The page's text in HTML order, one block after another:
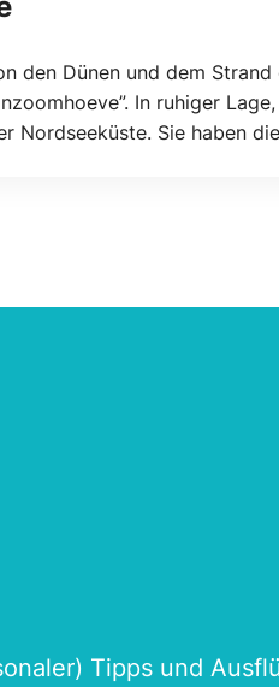
den Dünen und dem
In ruhiger
Nordseeküste. Sie haben
Tipps und